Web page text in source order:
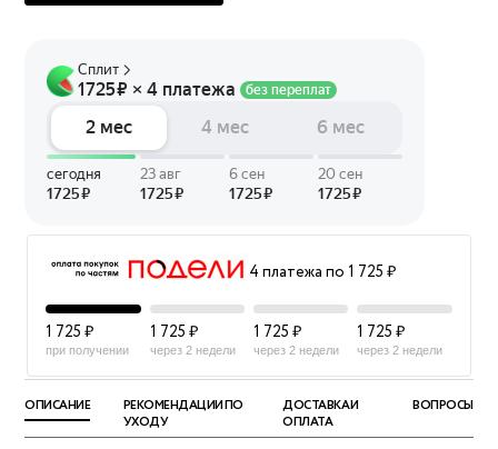
4 платежа по 1 725 ₽
1 725 ₽
при получении
1 725 ₽
через 2 недели
1 725 ₽
через 2 недели
1 725 ₽
через 2 недели
ОПИСАНИЕ
РЕКОМЕНДАЦИИ ПО
УХОДУ
ДОСТАВКА И
ОПЛАТА
ВОПРОСЫ